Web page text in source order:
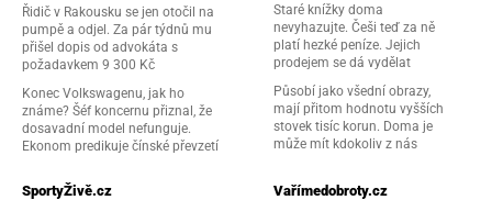
Řidič v Rakousku se jen otočil na
pumpě a odjel. Za pár týdnů mu
přišel dopis od advokáta s
požadavkem 9 300 Kč
Konec Volkswagenu, jak ho
známe? Šéf koncernu přiznal, že
dosavadní model nefunguje.
Ekonom predikuje čínské převzetí
Staré knížky doma
nevyhazujte. Češi teď za ně
platí hezké peníze. Jejich
prodejem se dá vydělat
Působí jako všední obrazy,
mají přitom hodnotu vyšších
stovek tisíc korun. Doma je
může mít kdokoliv z nás
SportyŽivě.cz
Vařímedobroty.cz